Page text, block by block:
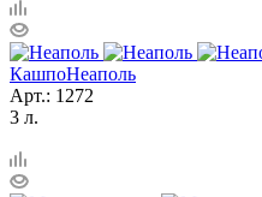
КашпоНеаполь
Арт.: 1272
3 л.